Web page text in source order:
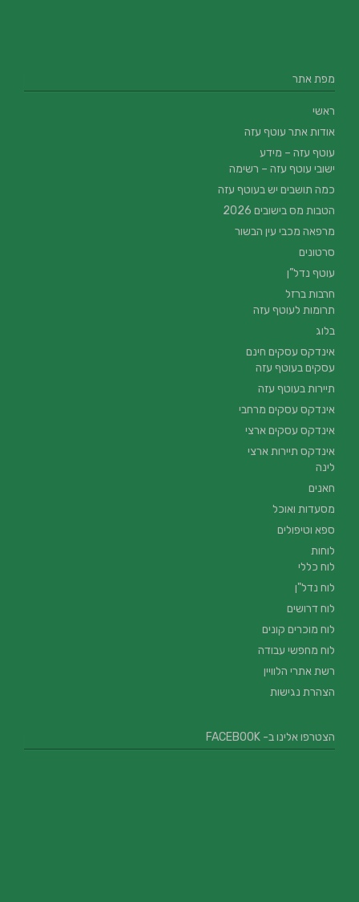
מפת אתר
ראשי
אודות אתר עוטף עזה
עוטף עזה – מידע
ישובי עוטף עזה – רשימה
כמה תושבים יש בעוטף עזה
הטבות מס בישובים 2026
מרפאה מכבי עין הבשור
סרטונים
עוטף נדל”ן
חרבות ברזל
תרומות לעוטף עזה
בלוג
אינדקס עסקים חינם
עסקים בעוטף עזה
תיירות בעוטף עזה
אינדקס עסקים מרחבי
אינדקס עסקים ארצי
אינדקס תיירות ארצי
לינה
חאנים
מסעדות ואוכל
ספא וטיפולים
לוחות
לוח כללי
לוח נדל"ן
לוח דרושים
לוח מוכרים קונים
לוח מחפשי עבודה
רשת אתרי הלוויין
הצהרת נגישות
הצטרפו אלינו ב- FACEBOOK